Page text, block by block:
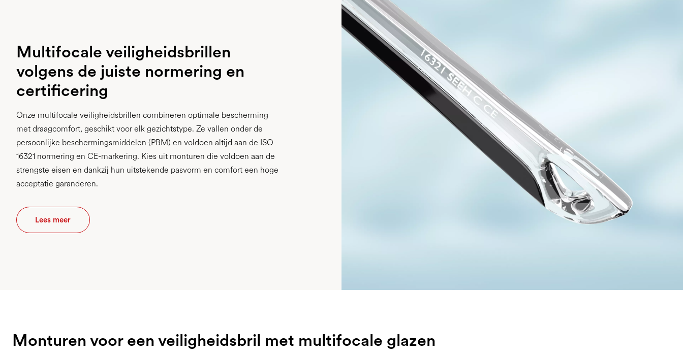
Multifocale veiligheidsbrillen
volgens de juiste normering en
certificering
Onze multifocale veiligheidsbrillen combineren optimale bescherming
met draagcomfort, geschikt voor elk gezichtstype. Ze vallen onder de
persoonlijke beschermingsmiddelen (PBM) en voldoen altijd aan de ISO
16321 normering en CE-markering. Kies uit monturen die voldoen aan de
strengste eisen en dankzij hun uitstekende pasvorm en comfort een hoge
acceptatie garanderen.
Lees meer
Monturen voor een veiligheidsbril met multifocale glazen